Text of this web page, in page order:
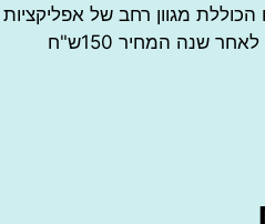
מגוון רחב של אפליקציות
שנה ראשונה בעלות 100 ש"ח לאחר שנה המחיר 150ש"ח